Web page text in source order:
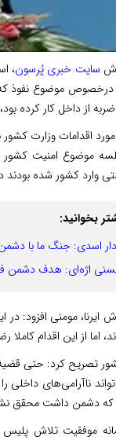
سایت خبری پُرسون،
درخصوص موضوع نفوذ
ضربه از داخل کار کرده
اقدامات وزارت کشور
موضوع امنیت کشور
وارد کشور شده بودند
بخوانید:
اسدی: جنگ ما با
اژه‌ای: هدف دشمن
ایرنا، مومنی افزود:
اما از این اقدام
تصریح کرد: حتی
ناآرامی‌های داخلی
دشمن داشت محقق
موفقیت تلاش